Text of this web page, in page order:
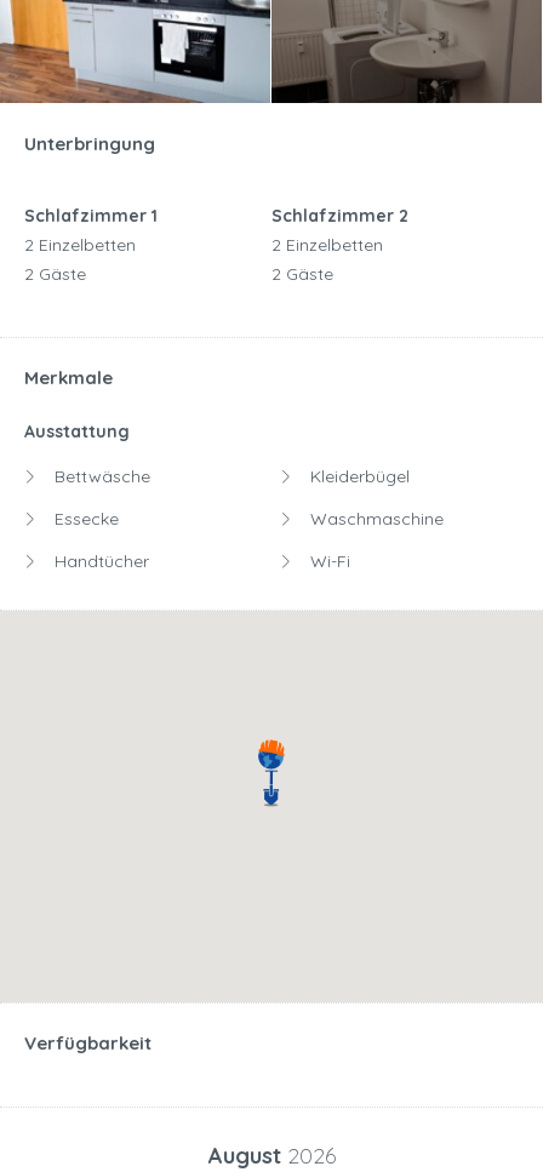
Unterbringung
Schlafzimmer 1
2 Einzelbetten
2 Gäste
Schlafzimmer 2
2 Einzelbetten
2 Gäste
Merkmale
Ausstattung
Bettwäsche
Essecke
Handtücher
Kleiderbügel
Waschmaschine
Wi-Fi
Verfügbarkeit
August 2026